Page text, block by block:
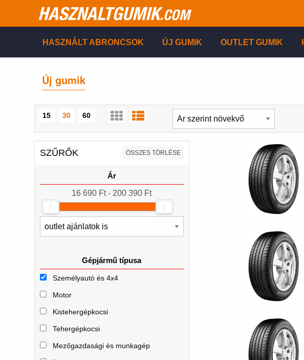
HASZNALTGUMIK.COM
HASZNÁLT ABRONCSOK ÚJ GUMIK OUTLET GUMIK
Új gumik
15 30 60
SZŰRŐK ÖSSZES TÖRLÉSE
Ár
16 690 Ft - 200 390 Ft
Gépjármű típusa
Személyautó és 4x4
Motor
Kistehergépkocsi
Tehergépkocsi
Mezőgazdasági és munkagép